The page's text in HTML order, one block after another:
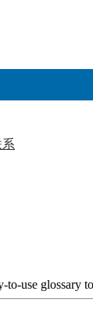
use glossary